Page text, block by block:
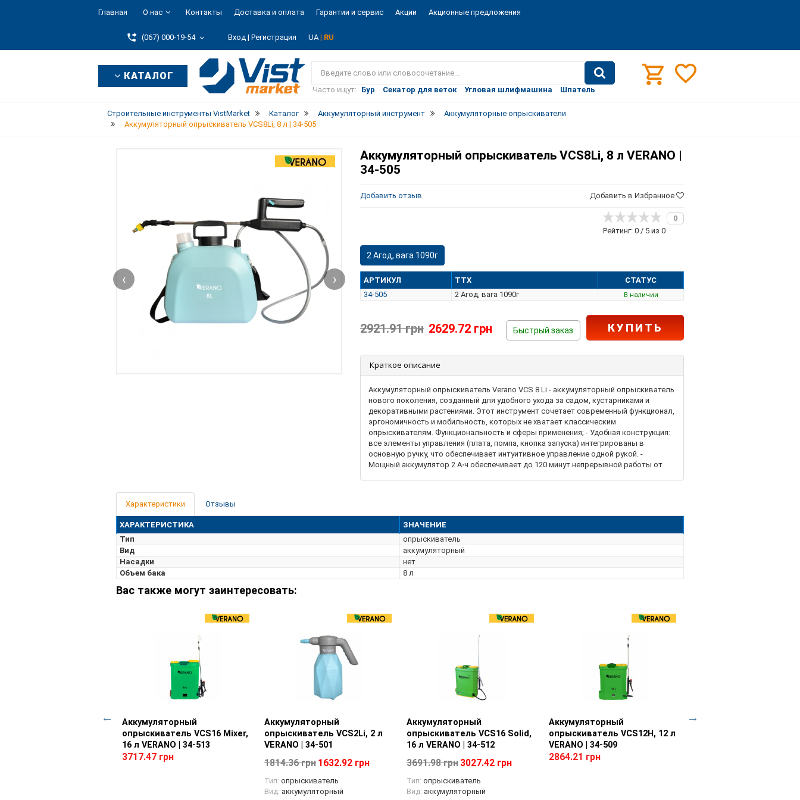
Главная О нас Контакты Доставка и оплата Гарантии и сервис Акции Акционные предложения
(067) 000-19-54 Вход | Регистрация UA| RU
КАТАЛОГ
market
Часто ищут: Бур Секатор для веток Угловая шлифмашина Шпатель
Строительные инструменты VistMarket Каталог Аккумуляторный инструмент
Аккумуляторные опрыскиватели
Аккумуляторный опрыскиватель VCS8Li, 8 л | 34-505
‹ ›
Аккумуляторный опрыскиватель VCS8Li, 8 л VERANO |
34-505
Добавить отзыв Добавить в Избранное
0
Рейтинг: 0 / 5 из 0
2 Агод, вага 1090г
АРТИКУЛ ТТХ
СТАТУС
34-505
2 Агод, вага 1090г В наличии
2921.91 грн 2629.72 грн Быстрый заказ КУПИТЬ
Краткое описание
Аккумуляторный опрыскиватель Verano VCS 8 Li - аккумуляторный опрыскиватель
нового поколения, созданный для удобного ухода за садом, кустарниками и
декоративными растениями. Этот инструмент сочетает современный функционал,
эргономичность и мобильность, которых не хватает классическим
опрыскивателям. Функциональность и сферы применения; - Удобная конструкция:
все элементы управления (плата, помпа, кнопка запуска) интегрированы в
основную ручку, что обеспечивает интуитивное управление одной рукой. -
Мощный аккумулятор 2 А⋅ч обеспечивает до 120 минут непрерывной работы от
ручка имеет прорезь для фиксации штанги, а конструкция позволяет отсоединить
все части для компактного хранения в межсезонье. Идеальный подходит для: -
Обработки садовых деревьев и кустарников - Профилактического опрыскивания
декоративных растений - Работы в труднодоступных местах благодаря
автономности и мобильности
Характеристики Отзывы
ХАРАКТЕРИСТИКА
ЗНАЧЕНИЕ
Тип
опрыскиватель
Вид
аккумуляторный
Насадки
нет
Объем бака
8 л
Вас также могут заинтересовать:
Просмотр товара
Аккумуляторный
опрыскиватель VCS16 Mixer,
16 л VERANO | 34-513
3717.47 грн
Просмотр товара
Аккумуляторный
опрыскиватель VCS2Li, 2 л
VERANO | 34-501
1814.36 грн 1632.92 грн
Тип: опрыскиватель
Вид: аккумуляторный
Просмотр товара
Аккумуляторный
опрыскиватель VCS16 Solid,
16 л VERANO | 34-512
3691.98 грн 3027.42 грн
Тип: опрыскиватель
Вид: аккумуляторный
Просмотр товара
Аккумуляторный
опрыскиватель VCS12H, 12 л
VERANO | 34-509
2864.21 грн
Батарея